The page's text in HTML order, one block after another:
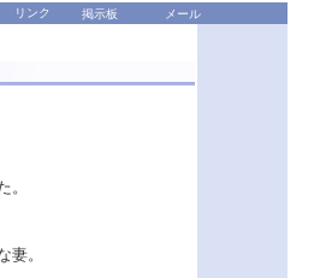
リンク 掲示板 メール
。
。